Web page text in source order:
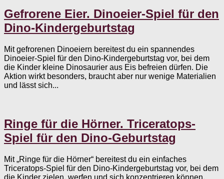
Gefrorene Eier. Dinoeier-Spiel für den
Dino-Kindergeburtstag
Mit gefrorenen Dinoeiern bereitest du ein spannendes
Dinoeier-Spiel für den Dino-Kindergeburtstag vor, bei dem
die Kinder kleine Dinosaurier aus Eis befreien dürfen. Die
Aktion wirkt besonders, braucht aber nur wenige Materialien
und lässt sich...
Ringe für die Hörner. Triceratops-
Spiel für den Dino-Geburtstag
Mit „Ringe für die Hörner“ bereitest du ein einfaches
Triceratops-Spiel für den Dino-Kindergeburtstag vor, bei dem
die Kinder zielen, werfen und sich konzentrieren können.